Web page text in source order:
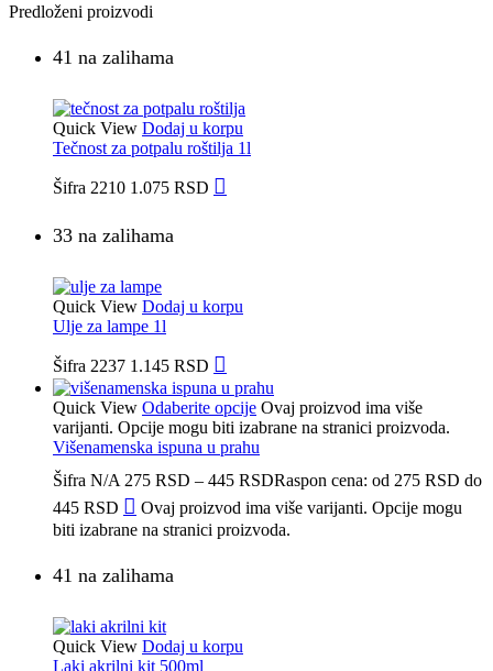
Predloženi proizvodi
41 na zalihama
Quick View Dodaj u korpu
Tečnost za potpalu roštilja 1l
Šifra 2210 1.075 RSD
33 na zalihama
Quick View Dodaj u korpu
Ulje za lampe 1l
Šifra 2237 1.145 RSD
Quick View Odaberite opcije Ovaj proizvod ima više
varijanti. Opcije mogu biti izabrane na stranici proizvoda.
Višenamenska ispuna u prahu
Šifra N/A 275 RSD – 445 RSDRaspon cena: od 275 RSD do
445 RSD
Ovaj proizvod ima više varijanti. Opcije mogu
biti izabrane na stranici proizvoda.
41 na zalihama
Quick View Dodaj u korpu
Laki akrilni kit 500ml